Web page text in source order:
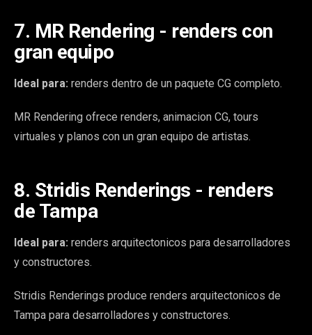
7. MR Rendering - renders con
gran equipo
Ideal para: renders dentro de un paquete CG completo.
MR Rendering ofrece renders, animacion CG, tours
virtuales y planos con un gran equipo de artistas.
8. Stridis Renderings - renders
de Tampa
Ideal para: renders arquitectonicos para desarrolladores
y constructores.
Stridis Renderings produce renders arquitectonicos de
Tampa para desarrolladores y constructores.